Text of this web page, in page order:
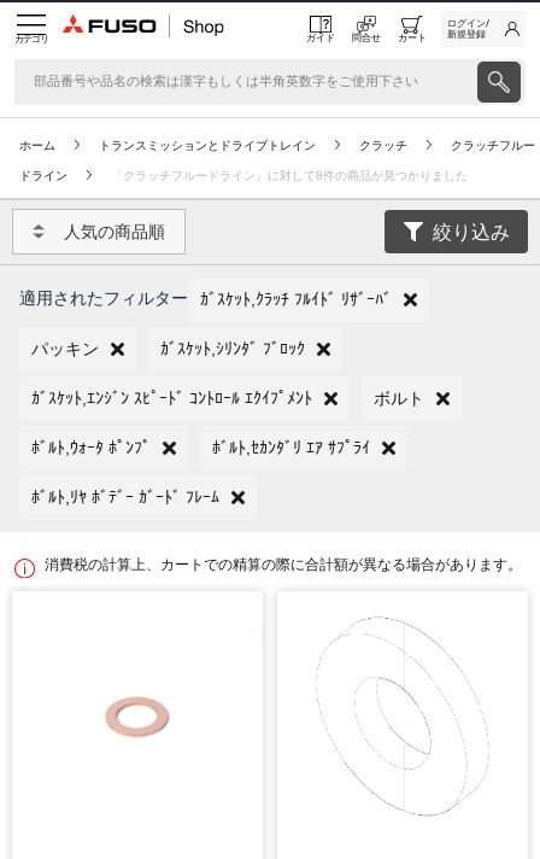
カテゴリ ガイド 問合せ カート
ログイン/
新規登録
ホーム トランスミッションとドライブトレイン クラッチ クラッチフルー
ドライン 「クラッチフルードライン」に対して8件の商品が見つかりました
人気の商品順 絞り込み
適用されたフィルター ｶﾞｽｹｯﾄ,ｸﾗｯﾁ ﾌﾙｲﾄﾞ ﾘｻﾞｰﾊﾞ
パッキン ｶﾞｽｹｯﾄ,ｼﾘﾝﾀﾞ ﾌﾞﾛｯｸ
ｶﾞｽｹｯﾄ,ｴﾝｼﾞﾝ ｽﾋﾟｰﾄﾞ ｺﾝﾄﾛｰﾙ ｴｸｲﾌﾟﾒﾝﾄ ボルト
ﾎﾞﾙﾄ,ｳｫｰﾀ ﾎﾟﾝﾌﾟ ﾎﾞﾙﾄ,ｾｶﾝﾀﾞﾘ ｴｱ ｻﾌﾟﾗｲ
ﾎﾞﾙﾄ,ﾘﾔ ﾎﾞﾃﾞｰ ｶﾞｰﾄﾞ ﾌﾚｰﾑ
消費税の計算上、カートでの精算の際に合計額が異なる場合があります。